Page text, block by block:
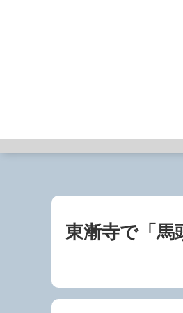
東漸寺で「馬